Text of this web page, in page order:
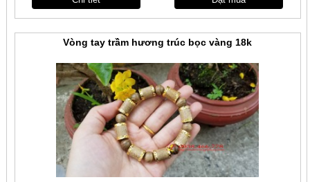
Vòng tay trầm hương trúc bọc vàng 18k